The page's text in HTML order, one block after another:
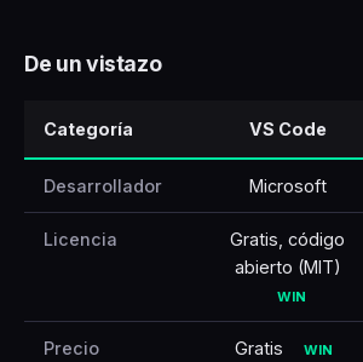
De un vistazo
Categoría VS Code
Desarrollador Microsoft
Licencia
Gratis, código
abierto (MIT)
WIN
Precio Gratis WIN